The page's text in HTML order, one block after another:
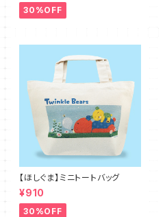
30%OFF
【ほしぐま】ミニトートバッグ
¥910
30%OFF